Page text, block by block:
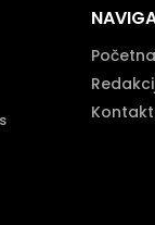
Početna
Kontakt